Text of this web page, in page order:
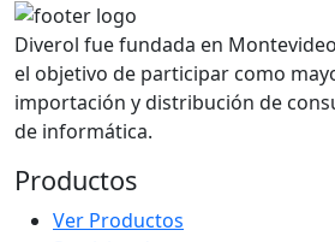
Diverol fue fundada en
el objetivo de participar como
importación y distribución de
de informática.
Productos
Ver Productos